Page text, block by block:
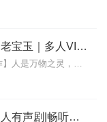
为没有什么性格缺
蛊真人｜大爱仙尊｜热血｜老宝玉｜多人VIP免费有声剧
内容简介【黑暗文反派流封神之作】人是万物之灵，蛊是天地真精。一个穿越者不断重生的故事。一个养蛊、炼蛊、用蛊的奇特世界。配音组（男角色）老宝玉旁白...
大奉打更人丨头陀渊领衔多人有声剧|畅听全集|王鹤棣、田曦薇主演影视剧原著|卖报小郎君